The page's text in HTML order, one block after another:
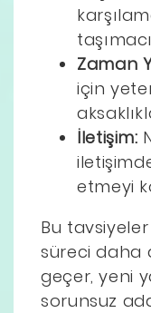
Zaman
için
İletişim:
etmeyi
Bu
süreci daha
geçer, yeni
sorunsuz